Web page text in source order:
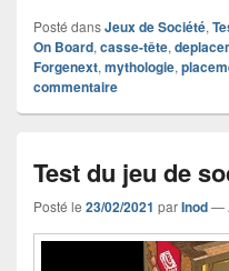
Posté dansJeux de Société,
On Board, casse-tête,
Forgenext, mythologie,
commentaire
Test du jeu de
Posté le 23/02/2021 parInod—